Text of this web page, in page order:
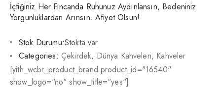
İçtiğiniz Her Fincanda Ruhunuz Aydınlansın, Bedeniniz
Yorgunluklardan Arınsın. Afiyet Olsun!
Stok Durumu:Stokta var
Categories: Çekirdek, Dünya Kahveleri, Kahveler
[yith_wcbr_product_brand product_id="16540"
show_logo="no" show_title="yes"]